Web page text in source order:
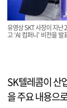
유영상 SKT 사장이 지난
고 ‘AI 컴퍼니’ 비전을
SK텔레콤이 산
을 주요 내용으